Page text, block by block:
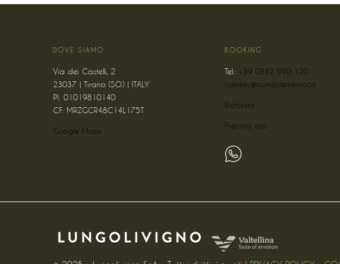
DOVE SIAMO
Via dei Castelli, 2
23037 | Tirano (SO) | ITALY
PI: 01019810140
CF: MRZGCR48C14L175T
Google Maps
BOOKING
Tel.: +39 0342 990 120
holiday@curtdiclement.com
Richiesta
Prenota ora